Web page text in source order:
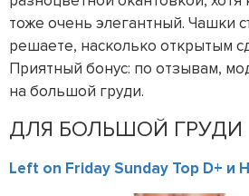
тоже очень элегантный. Чашки
решаете, насколько открытым
Приятный бонус: по отзывам,
на большой груди.
ДЛЯ БОЛЬШОЙ ГРУДИ
Left on Friday Sunday Top D+ и